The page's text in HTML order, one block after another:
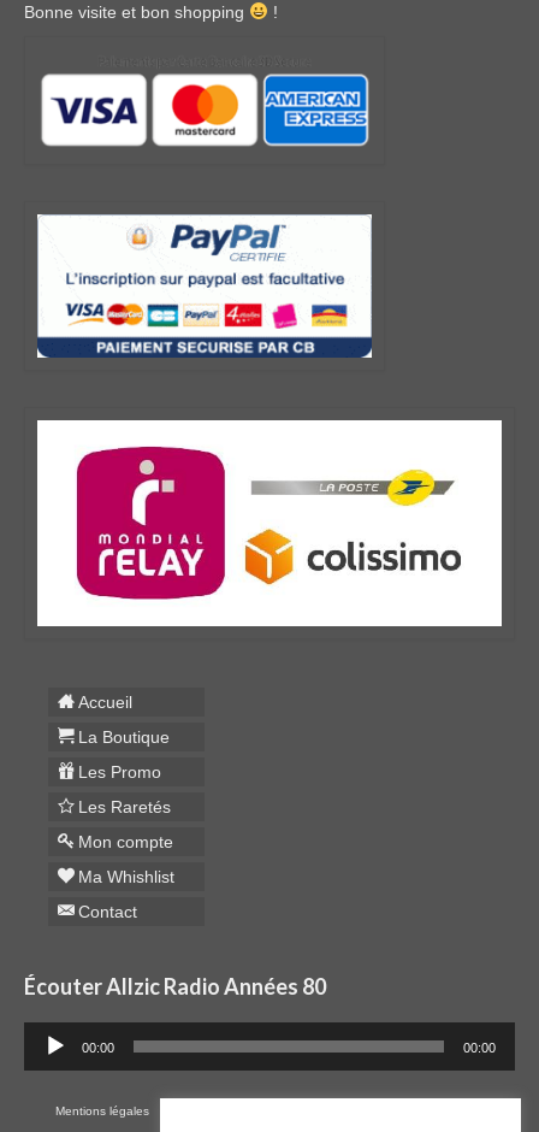
Bonne visite et bon shopping !
Accueil
La Boutique
Les Promo
Les Raretés
Mon compte
Ma Whishlist
Contact
Écouter Allzic Radio Années 80
Lecteur
audio
00:00 00:00
Mentions légales